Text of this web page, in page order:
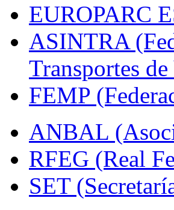
EUROPARC
ASINTRA
Transportes
FEMP
ANBAL
RFEG (Real
SET